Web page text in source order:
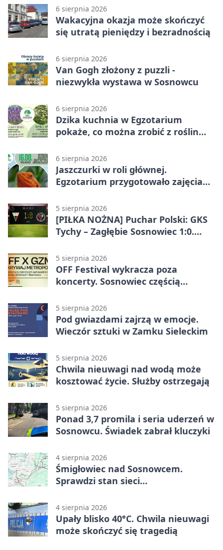
6 sierpnia 2026
Wakacyjna okazja może skończyć
się utratą pieniędzy i bezradnością
6 sierpnia 2026
Van Gogh złożony z puzzli -
niezwykła wystawa w Sosnowcu
6 sierpnia 2026
Dzika kuchnia w Egzotarium
pokaże, co można zrobić z roślin
6 sierpnia 2026
Jaszczurki w roli głównej.
Egzotarium przygotowało zajęcia
5 sierpnia 2026
[PIŁKA NOŻNA] Puchar Polski: GKS
Tychy – Zagłębie Sosnowiec 1:0.
przed przerwą
5 sierpnia 2026
OFF Festival wykracza poza
koncerty. Sosnowiec częścią
5 sierpnia 2026
Pod gwiazdami zajrzą w emocje.
Wieczór sztuki w Zamku Sieleckim
5 sierpnia 2026
Chwila nieuwagi nad wodą może
kosztować życie. Służby ostrzegają
5 sierpnia 2026
Ponad 3,7 promila i seria uderzeń w
Sosnowcu. Świadek zabrał kluczyki
4 sierpnia 2026
Śmigłowiec nad Sosnowcem.
Sprawdzi stan sieci
4 sierpnia 2026
Upały blisko 40°C. Chwila nieuwagi
może skończyć się tragedią